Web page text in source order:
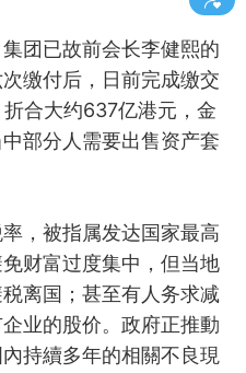
团已故前会长李健熙的
缴付后，日前完成缴交
合大约637亿港元，金
部分人需要出售资产套
，被指属发达国家最高
财富过度集中，但当地
离国；甚至有人务求减
业的股价。政府正推動
持續多年的相關不良現